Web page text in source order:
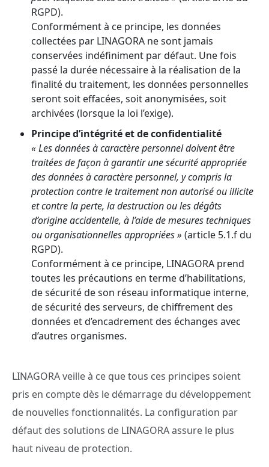
RGPD).
Conformément à ce principe, les données
collectées par LINAGORA ne sont jamais
conservées indéfiniment par défaut. Une fois
passé la durée nécessaire à la réalisation de la
finalité du traitement, les données personnelles
seront soit effacées, soit anonymisées, soit
archivées (lorsque la loi l’exige).
Principe d’intégrité et de confidentialité
« Les données à caractère personnel doivent être
traitées de façon à garantir une sécurité appropriée
des données à caractère personnel, y compris la
protection contre le traitement non autorisé ou illicite
et contre la perte, la destruction ou les dégâts
d’origine accidentelle, à l’aide de mesures techniques
ou organisationnelles appropriées » (article 5.1.f du
RGPD).
Conformément à ce principe, LINAGORA prend
toutes les précautions en terme d’habilitations,
de sécurité de son réseau informatique interne,
de sécurité des serveurs, de chiffrement des
données et d’encadrement des échanges avec
d’autres organismes.
LINAGORA veille à ce que tous ces principes soient
pris en compte dès le démarrage du développement
de nouvelles fonctionnalités. La configuration par
défaut des solutions de LINAGORA assure le plus
haut niveau de protection.